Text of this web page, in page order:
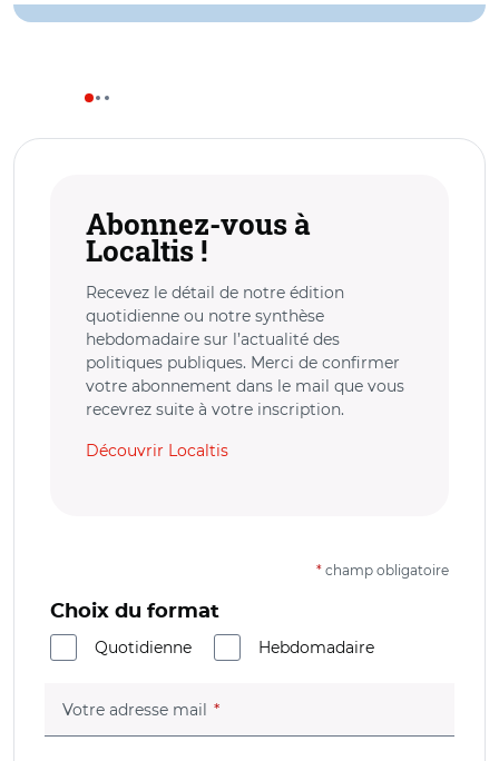
Abonnez-vous à
Localtis !
Recevez le détail de notre édition
quotidienne ou notre synthèse
hebdomadaire sur l’actualité des
politiques publiques. Merci de confirmer
votre abonnement dans le mail que vous
recevrez suite à votre inscription.
Découvrir Localtis
* champ obligatoire
Choix du format
Quotidienne
Hebdomadaire
Votre adresse mail (champ obligatoire)